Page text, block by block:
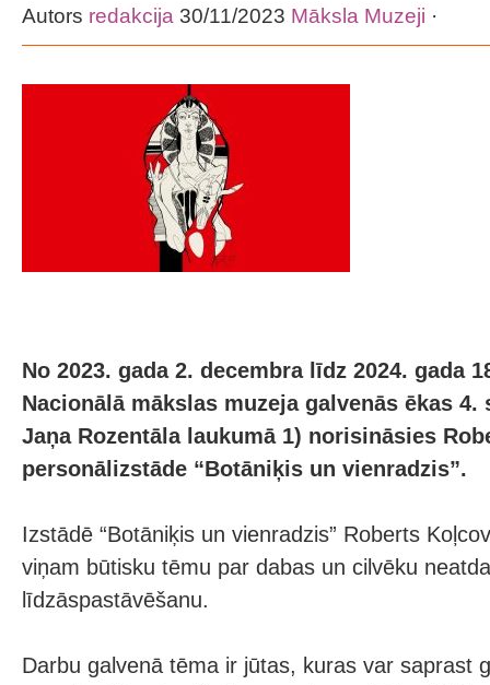
Autors redakcija 30/11/2023 Māksla Muzeji ·
No 2023. gada 2. decembra līdz 2024. gada
Nacionālā mākslas muzeja galvenās ēkas 4.
Jaņa Rozentāla laukumā 1) norisināsies
personālizstāde “Botāniķis un vienradzis”.
Izstādē “Botāniķis un vienradzis” Roberts
viņam būtisku tēmu par dabas un cilvēku
līdzāspastāvēšanu.
Darbu galvenā tēma ir jūtas, kuras var saprast